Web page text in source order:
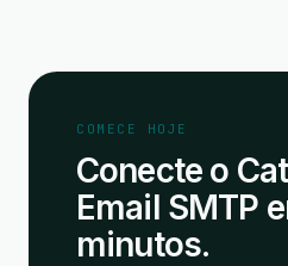
COMECE HOJE
Conecte o
Email SMTP
minutos.